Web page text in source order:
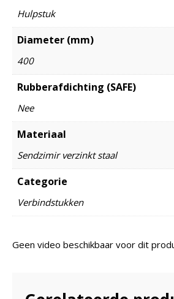
Hulpstuk
Diameter (mm)
400
Rubberafdichting (SAFE)
Nee
Materiaal
Sendzimir verzinkt staal
Categorie
Verbindstukken
Geen video beschikbaar voor dit